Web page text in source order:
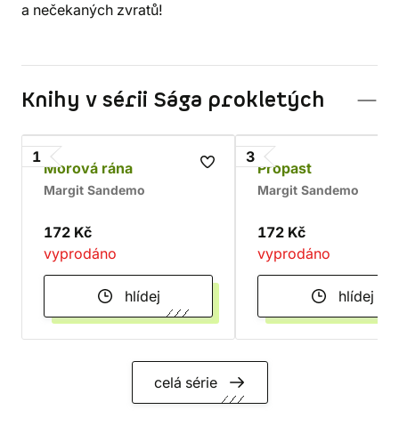
a nečekaných zvratů!
Knihy v sérii Sága prokletých
1
Morová rána
Margit Sandemo
172 Kč
vyprodáno
hlídej
3
Propast
Margit Sandemo
172 Kč
vyprodáno
hlídej
celá série